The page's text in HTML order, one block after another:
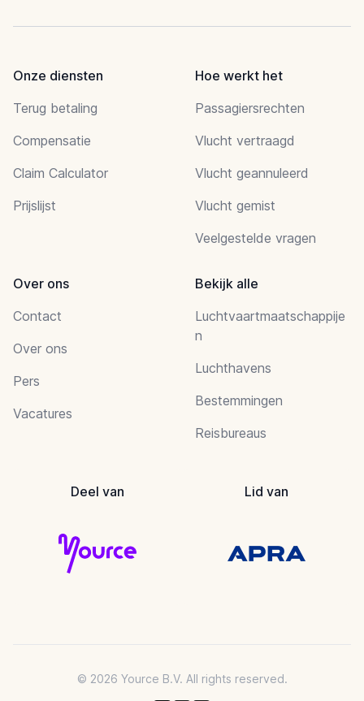
Onze diensten
Terug betaling
Compensatie
Claim Calculator
Prijslijst
Hoe werkt het
Passagiersrechten
Vlucht vertraagd
Vlucht geannuleerd
Vlucht gemist
Veelgestelde vragen
Over ons
Contact
Over ons
Pers
Vacatures
Bekijk alle
Luchtvaartmaatschappije
n
Luchthavens
Bestemmingen
Reisbureaus
Deel van Lid van
© 2026 Yource B.V. All rights reserved.